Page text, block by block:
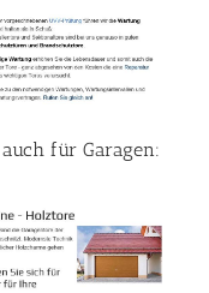
für Garagen: